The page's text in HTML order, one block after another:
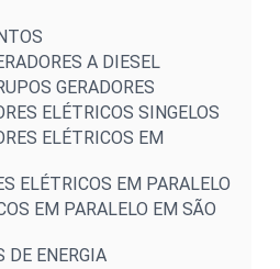
A DIESEL
GERADORES
ELÉTRICOS SINGELOS
ELÉTRICOS EM
ELÉTRICOS EM PARALELO
EM PARALELO EM SÃO
DE ENERGIA